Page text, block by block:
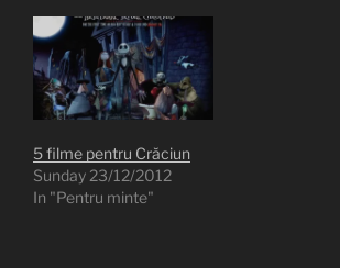
sincer mod cu putință,
particularitățile pieței pe
care operezi. Studiu de
caz,…
5 filme pentru Crăciun
Sunday 23/12/2012
In "Pentru minte"